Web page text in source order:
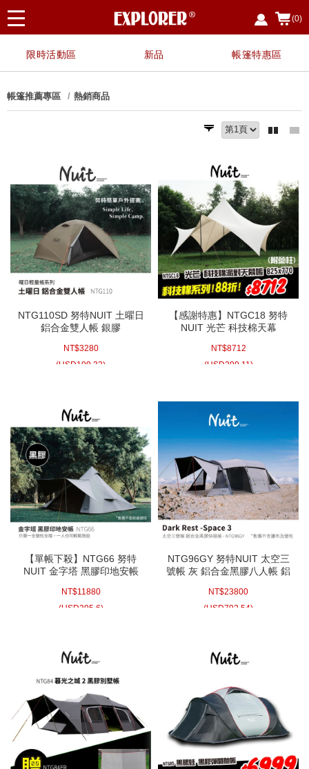
(0)
限時活動區 新品 帳篷特惠區
帳篷推薦專區 熱銷商品
NTG110SD 努特NUIT 土曜日
鋁合金雙人帳 銀膠
2人帳蓬 輕量帳 單人機車 露
營 野營
NT$3280
(USD109.22)
【感謝特惠】NTGC18 努特
NUIT 光芒 科技棉天幕
幕炊事天幕帳篷帳棚帳蓬
NT$8712
(USD290.11)
【單帳下殺】NTG66 努特
NUIT 金字塔 黑膠印地安帳
篷 帳棚 帳蓬 努特帳
NT$11880
(USD395.6)
NTG96GY 努特NUIT 太空三
號帳 灰 鋁合金黑膠八人帳 鋁
家庭帳篷 努特帳
NT$23800
(USD792.54)